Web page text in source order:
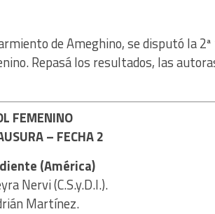
de Ameghino, se disputó la
Repasá los resultados, las
FEMENINO
– FECHA 2
(América)
Nervi (C.S.y.D.I.).
Martínez.